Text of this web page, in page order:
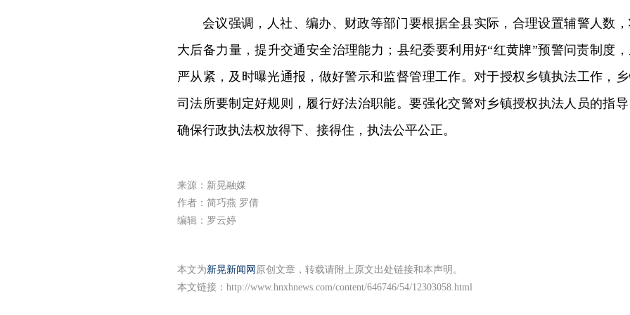
会议强调，人社、编办、财政等部门要根据全县实际，合理设置辅警人数
大后备力量，提升交通安全治理能力；县纪委要利用好“红黄牌”预警问责制度
严从紧，及时曝光通报，做好警示和监督管理工作。对于授权乡镇执法工作，
司法所要制定好规则，履行好法治职能。要强化交警对乡镇授权执法人员的指导
确保行政执法权放得下、接得住，执法公平公正。
来源：新晃融媒
作者：简巧燕 罗倩
编辑：罗云婷
本文为新晃新闻网 原创文章，转载请附上原文出处链接和本声明。
本文链接： http://www.hnxhnews.com/content/646746/54/12303058.html